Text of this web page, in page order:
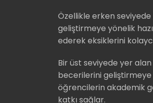
Özellikle erken seviyede
geliştirmeye yönelik
ederek eksiklerini
Bir üst seviyede yer alan
becerilerini geliştirmeye
öğrencilerin akademik
katkı sağlar.